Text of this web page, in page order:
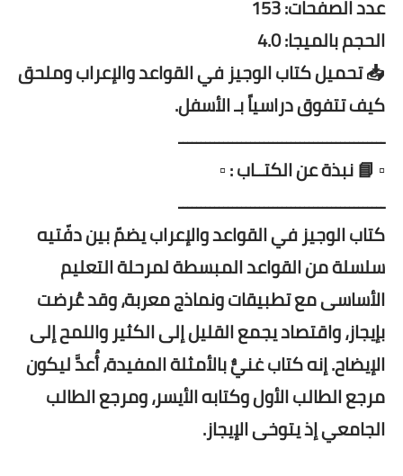
عدد الصفحات: 153
الحجم بالميجا: 4.0
📥 تحميل كتاب الوجيز في القواعد والإعراب وملحق
كيف تتفوق دراسياً بـ الأسفل.
ــــــــــــــــــــــــــــــــــــــــــــــ
▫️ 📘 نبذة عن الكتــاب : ▫️
ــــــــــــــــــــــــــــــــــــــــــــــ
كتاب الوجيز في القواعد والإعراب يضمّ بين دفّتيه
سلسلة من القواعد المبسطة لمرحلة التعليم
الأساسى مع تطبيقات ونماذج معربة، وقد عُرضت
بإيجاز، واقتصاد يجمع القليل إلى الكثير واللمح إلى
الإيضاح. إنه كتاب غنيٌّ بالأمثلة المفيدة، أُعدَّ ليكون
مرجع الطالب الأول وكتابه الأيسر، ومرجع الطالب
الجامعي إذ يتوخى الإيجاز.